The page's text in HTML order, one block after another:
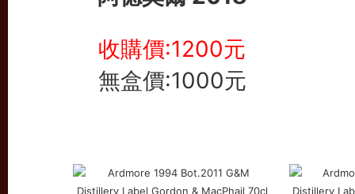
收購價:1200元
無盒價:1000元